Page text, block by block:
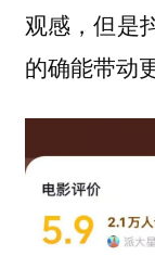
观感，但是
的确能带动